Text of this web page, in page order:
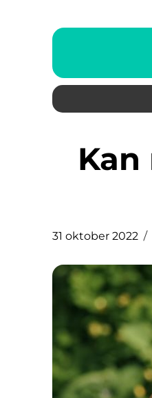
Kan man spare penger med
31 oktober 2022